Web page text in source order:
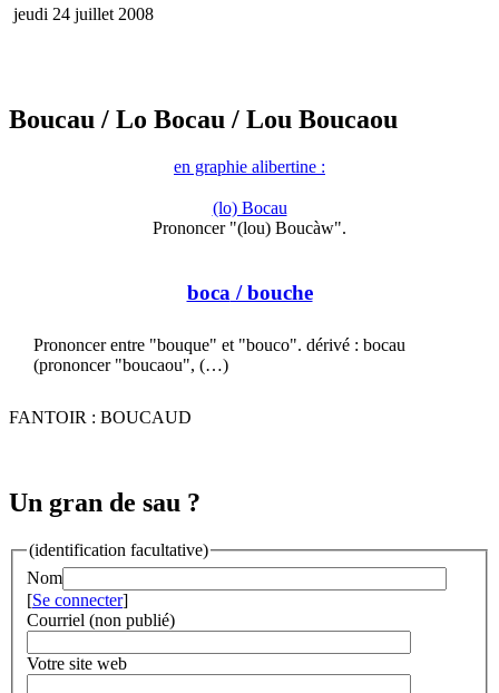
jeudi 24 juillet 2008
Boucau / Lo Bocau / Lou Boucaou
en graphie alibertine :
(lo) Bocau
Prononcer "(lou) Boucàw".
boca / bouche
Prononcer entre "bouque" et "bouco". dérivé : bocau
(prononcer "boucaou", (…)
FANTOIR : BOUCAUD
Un gran de sau ?
(identification facultative)
Nom
[Se connecter]
Courriel (non publié)
Votre site web